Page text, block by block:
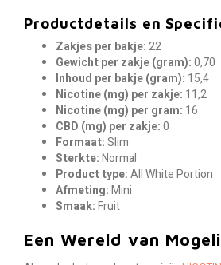
Productdetails en
Zakjes per bakje:22
Gewicht per zakje (gram):0,70
Inhoud per bakje (gram): 15,4
Nicotine (mg) per zakje: 11,2
Nicotine (mg) per gram: 16
CBD (mg) per zakje:0
Formaat:Slim
Sterkte:Normal
Product type:All White Portion
Afmeting:Mini
Smaak:Fruit
Een Wereld van